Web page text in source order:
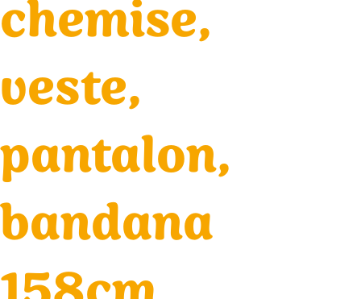
chemise,
veste,
pantalon,
bandana